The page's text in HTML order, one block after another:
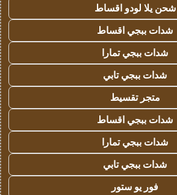
شحن يلا لودو اقساط
شدات ببجي اقساط
شدات ببجي تمارا
شدات ببجي تابي
متجر تقسيط
شدات ببجي اقساط
شدات ببجي تمارا
شدات ببجي تابي
فور يو ستور